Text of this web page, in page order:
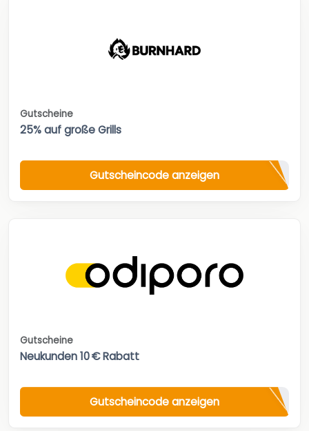
Gutscheine
25% auf große Grills
Gutscheincode anzeigen
Gutscheine
Neukunden 10 € Rabatt
Gutscheincode anzeigen